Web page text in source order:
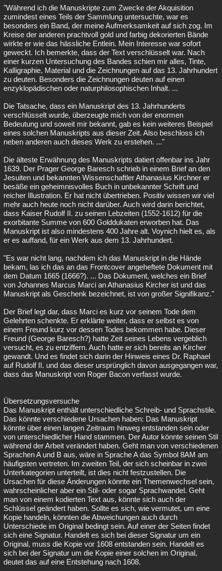
"Während ich die Manuskripte zum Zwecke der Akquisition
zumindest eines Teils der Sammlung untersuchte, war es
besonders ein Band, der meine Aufmerksamkeit auf sich zog. Im
Kreise der anderen prachtvoll gold und farbig dekorierten Bände
wirkte er wie das hässliche Entlein. Mein Interesse war sofort
geweckt. Ich bemerkte, dass der Text verschlüsselt war. Nach
einer kurzen Untersuchung des Bandes schien mir alles, Tinte,
Kalligraphie, Material und die Zeichnungen auf das 13. Jahrhundert
zu deuten. Besonders die Zeichnungen deuten auf einen
enzyklopädischen oder naturphilosophischen Inhalt. ...
Die Tatsache, dass ein Manuskript des 13. Jahrhunderts
verschlüsselt wurde, überzeugte mich von der enormen
Bedeutung und soweit mir bekannt, gab es kein weiteres Beispiel
eines solchen Manuskripts aus dieser Zeit. Also beschloss ich
neben anderen auch dieses Werk zu erstehen. ..."
Die älteste Erwähnung des Manuskripts datiert offenbar ins Jahr
1639. Der Prager George Baresch schrieb in einem Brief an den
Jesuiten und bekannten Wissenschaftler Athanasius Kirchner er
besäße ein geheimnisvolles Buch in unbekannter Schrift und
reicher Illustration. Er hat nicht übertrieben. Positiv wissen wir viel
mehr auch heute noch nicht darüber. Auch wird darin berichtet,
dass Kaiser Rudolf II. zu seinen Lebzeiten (1552-1612) für die
exorbitante Summe von 600 Golddukaten erworben hat. Das
Manuskript ist also mindestens 400 Jahre alt. Voynich hielt es, als
er es auffand, für ein Werk aus dem 13. Jahrhundert.
"Es war nicht lang, nachdem ich das Manuskript in die Hände
bekam, las ich das an das Frontcover angeheftete Dokument mit
dem Datum 1665 (1666?). ... Das Dokument, welches ein Brief
von Johannes Marcus Marci an Athanasius Kircher ist und das
Manuskript als Geschenk bezeichnet, ist von großer Signifikanz."
Der Brief legt dar, dass Marci es kurz vor seinem Tode dem
Gelehrten schenkte. Er erklärte weiter, dass er selbst es von
einem Freund kurz vor dessen Todes bekommen habe. Dieser
Freund (George Baresch?) hatte Zeit seines Lebens vergeblich
versucht, es zu entziffern. Auch hatte er sich bereits an Kircher
gewandt. Und es findet sich darin der Hinweis eines Dr. Raphael
auf Rudolf II. und das dieser ursprünglich davon ausgegangen war,
dass das Manuskript von Roger Bacon verfasst wurde.
Übersetzungsversuche
Das Manuskript enthält unterschiedliche Schreib- und Sprachstile.
Das könnte verschiedene Ursachen haben: Das Manuskript
könnte über einen langen Zeitraum hinweg entstanden sein oder
von unterschiedlicher Hand stammen. Der Autor könnte seinen Stil
während der Arbeit verändert haben. Geht man von verschiedenen
Sprachen A und B aus, wäre in Sprache A das Symbol 8AM am
häufigsten vertreten. Im zweiten Teil, der sich scheinbar in zwei
Unterkategorien unterteilt, ist dies nicht festzustellen. Die
Ursachen für diese Änderungen könnte ein Themenwechsel sein,
wahrscheinlicher aber ein Stil- oder sogar Sprachwandel. Geht
man von einem kodierten Text aus, könnte sich auch der
Schlüssel geändert haben. Sollte es sich, wie vermutet, um eine
Kopie handeln, könnten die Abweichungen auch durch
Unterschiede im Original bedingt sein. Auf einer der Seiten findet
sich eine Signatur. Handelt es sich bei dieser Signatur um ein
Original, muss die Kopie vor 1608 entstanden sein. Handelt es
sich bei der Signatur um die Kopie einer solchen im Original,
deutet das auf eine Entstehung nach 1608.